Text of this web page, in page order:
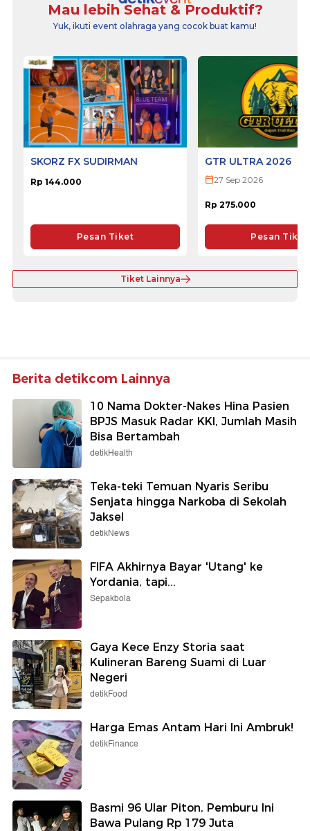
Mau lebih Sehat & Produktif?
Yuk, ikuti event olahraga yang cocok buat kamu!
SKORZ FX SUDIRMAN
Rp 144.000
Pesan Tiket
GTR ULTRA 2026
27 Sep 2026
Rp 275.000
Pesan Tiket
Tiket Lainnya
Berita detikcom Lainnya
10 Nama Dokter-Nakes Hina Pasien
BPJS Masuk Radar KKI, Jumlah Masih
Bisa Bertambah
detikHealth
Teka-teki Temuan Nyaris Seribu
Senjata hingga Narkoba di Sekolah
Jaksel
detikNews
FIFA Akhirnya Bayar 'Utang' ke
Yordania, tapi...
Sepakbola
Gaya Kece Enzy Storia saat
Kulineran Bareng Suami di Luar
Negeri
detikFood
Harga Emas Antam Hari Ini Ambruk!
detikFinance
Basmi 96 Ular Piton, Pemburu Ini
Bawa Pulang Rp 179 Juta